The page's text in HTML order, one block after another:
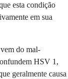
esta condição
em sua
do mal-
HSV 1,
geralmente causa